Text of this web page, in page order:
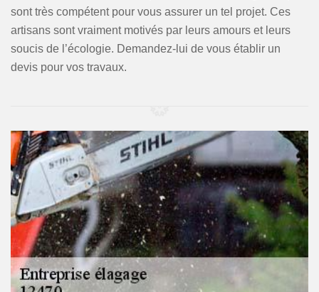
sont très compétent pour vous assurer un tel projet. Ces
artisans sont vraiment motivés par leurs amours et leurs
soucis de l’écologie. Demandez-lui de vous établir un
devis pour vos travaux.